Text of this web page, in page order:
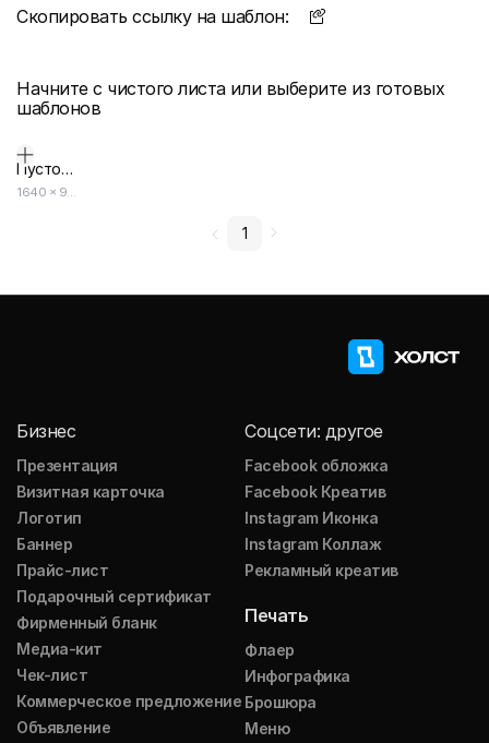
Скопировать ссылку на шаблон:
Начните с чистого листа или выберите из готовых
шаблонов
Пустой дизайн-макет
1640 × 924
1
Бизнес
Презентация
Визитная карточка
Логотип
Баннер
Прайс-лист
Подарочный сертификат
Фирменный бланк
Медиа-кит
Чек-лист
Коммерческое предложение
Объявление
Соцсети: другое
Facebook обложка
Facebook Креатив
Instagram Иконка
Instagram Коллаж
Рекламный креатив
Печать
Флаер
Инфографика
Брошюра
Меню